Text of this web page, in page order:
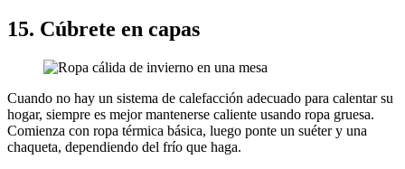
15. Cúbrete en capas
Cuando no hay un sistema de calefacción adecuado para calentar su
hogar, siempre es mejor mantenerse caliente usando ropa gruesa.
Comienza con ropa térmica básica, luego ponte un suéter y una
chaqueta, dependiendo del frío que haga.